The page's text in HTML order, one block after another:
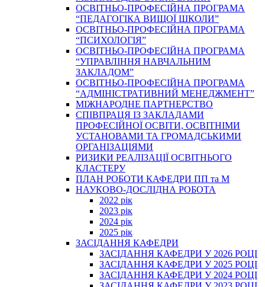
ОСВІТНЬО-ПРОФЕСІЙНА ПРОГРАМА
“ПЕДАГОГІКА ВИЩОЇ ШКОЛИ”
ОСВІТНЬО-ПРОФЕСІЙНА ПРОГРАМА
“ПСИХОЛОГІЯ”
ОСВІТНЬО-ПРОФЕСІЙНА ПРОГРАМА
“УПРАВЛІННЯ НАВЧАЛЬНИМ
ЗАКЛАДОМ”
ОСВІТНЬО-ПРОФЕСІЙНА ПРОГРАМА
“АДМІНІСТРАТИВНИЙ МЕНЕДЖМЕНТ”
МІЖНАРОДНЕ ПАРТНЕРСТВО
СПІВПРАЦЯ ІЗ ЗАКЛАДАМИ
ПРОФЕСІЙНОЇ ОСВІТИ, ОСВІТНІМИ
УСТАНОВАМИ ТА ГРОМАДСЬКИМИ
ОРГАНІЗАЦІЯМИ
РИЗИКИ РЕАЛІЗАЦІЇ ОСВІТНЬОГО
КЛАСТЕРУ
ПЛАН РОБОТИ КАФЕДРИ ПП та М
НАУКОВО-ДОСЛІДНА РОБОТА
2022 рік
2023 рік
2024 рік
2025 рік
ЗАСІДАННЯ КАФЕДРИ
ЗАСІДАННЯ КАФЕДРИ У 2026 РОЦІ
ЗАСІДАННЯ КАФЕДРИ У 2025 РОЦІ
ЗАСІДАННЯ КАФЕДРИ У 2024 РОЦІ